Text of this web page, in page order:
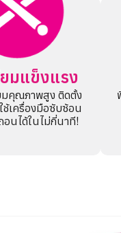
มแข็งแรง
คุณภาพสูง ติดตั้ง
ช้เครื่องมือซับซ้อน
อนได้ในไม่กี่นาที!